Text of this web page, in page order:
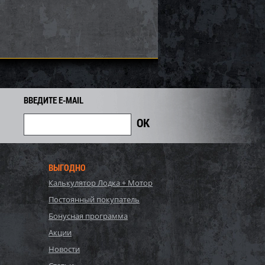
6 660
Экономия
1 488 i
Экономия
Polygroup,
бассейн
17203л...
Экономия
54122 BW, Bestway, Детский
надувной бассейн
254х168х102см "Баскетбол"...
4 020
3 578 i
442 i Экономия
ВВЕДИТЕ E-MAIL
ВЫГОДНО
Калькулятор Лодка + Мотор
Постоянный покупатель
Бонусная программа
Акции
Новости